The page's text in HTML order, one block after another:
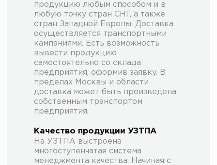
продукцию любым способом и в
любую точку стран СНГ, а также
стран Западной Европы. Доставка
осуществляется транспортными
кампаниями. Есть возможность
вывести продукцию
самостоятельно со склада
предприятия, оформив заявку. В
пределах Москвы и области
доставка может быть произведена
собственным транспортом
предприятия.
Качество продукции УЗТПА
На УЗТПА выстроена
многоступенчатая система
менеджмента качества. Начиная с